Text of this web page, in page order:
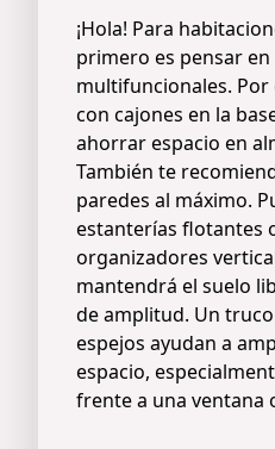
¡Hola! Para
primero es pensar
multifuncionales. Por
con cajones en la
ahorrar espacio en
También te
paredes al máximo.
estanterías flotantes
organizadores
mantendrá el suelo
de amplitud. Un
espejos ayudan a
espacio,
frente a una ventana